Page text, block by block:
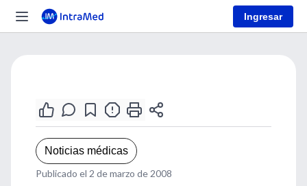
Ingresar
Noticias médicas
Publicado el 2 de marzo de 2008